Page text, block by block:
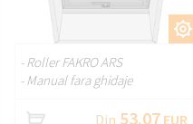
- Roller FAKRO ARS
- Manual fara ghidaje
Din 53.07 EUR